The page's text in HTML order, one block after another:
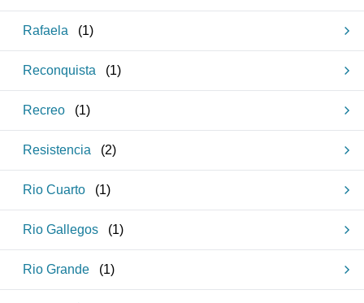
Rafaela (1)
Reconquista (1)
Recreo (1)
Resistencia (2)
Rio Cuarto (1)
Rio Gallegos (1)
Rio Grande (1)